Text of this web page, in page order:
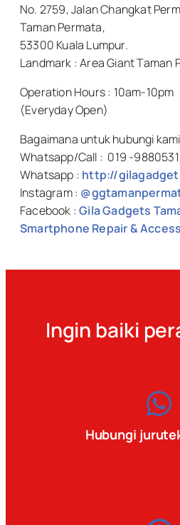
No. 2759, Jalan Changkat
Taman Permata,
53300 Kuala Lumpur.
Landmark : Area Giant Taman
Operation Hours : 10am-10pm
(Everyday Open)
Bagaimana untuk hubungi
Whatsapp/Call : 019 -
Whatsapp : http://
Instagram :
Facebook :Gila Gadgets
Smartphone Repair &
Ingin baiki
Hubungi